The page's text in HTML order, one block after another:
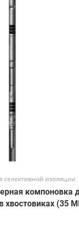
селективной изоляции
компоновка
хвостовиках (35